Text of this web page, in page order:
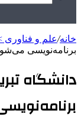
خانه/علم و فناوری‌
برنامه‌نویسی
دانشگاه